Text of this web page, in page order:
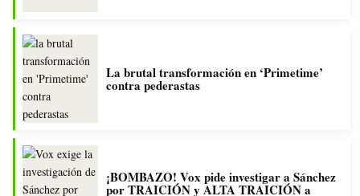
La brutal transformación en ‘Primetime’
contra pederastas
¡BOMBAZO! Vox pide investigar a Sánchez
por TRAICIÓN y ALTA TRAICIÓN a